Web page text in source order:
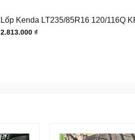
Lốp Kenda LT235/85R16 120/116Q
2.813.000 ₫